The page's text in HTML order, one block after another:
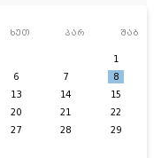
ხუთ პარ შაბ
1
6 7
8
13 14
15
20 21
22
27 28
29